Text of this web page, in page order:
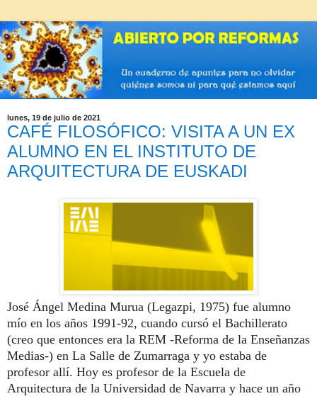
lunes, 19 de julio de 2021
CAFÉ FILOSÓFICO: VISITA A UN EX
ALUMNO EN EL INSTITUTO DE
ARQUITECTURA DE EUSKADI
José Ángel Medina Murua (Legazpi, 1975) fue alumno
mío en los años 1991-92, cuando cursó el Bachillerato
(creo que entonces era la REM -Reforma de la Enseñanzas
Medias-) en La Salle de Zumarraga y yo estaba de
profesor allí. Hoy es profesor de la Escuela de
Arquitectura de la Universidad de Navarra y hace un año